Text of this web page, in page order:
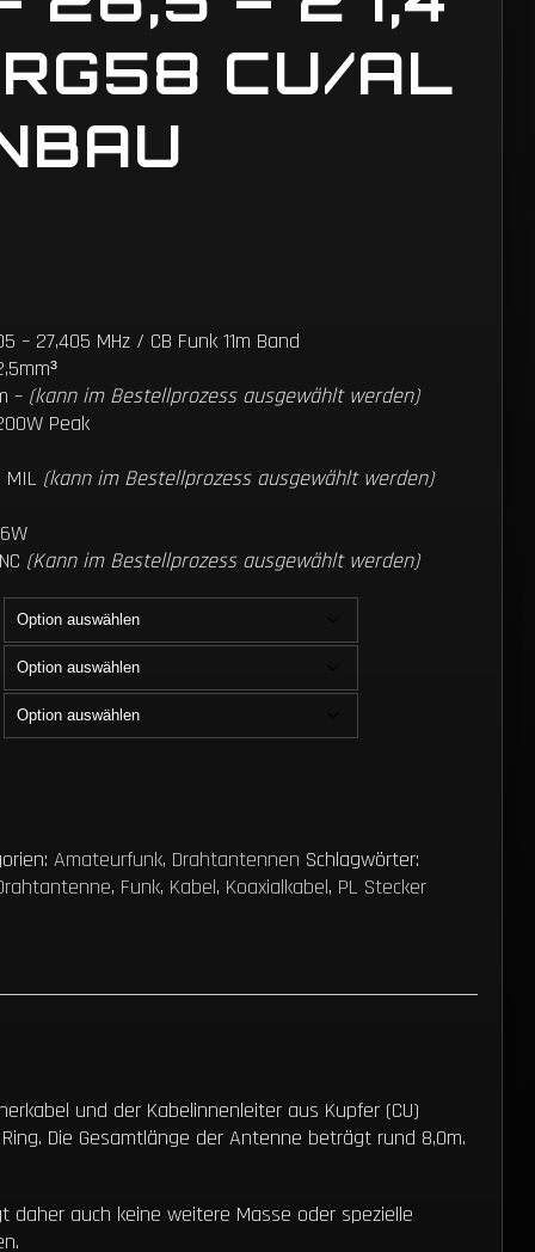
CU/AL
– 27,405 MHz / CB Funk 11m Band
– (kann im Bestellprozess ausgewählt werden)
Peak
MIL (kann im Bestellprozess ausgewählt werden)
(Kann im Bestellprozess ausgewählt werden)
Amateurfunk, Drahtantennen Schlagwörter:
, Funk, Kabel, Koaxialkabel, PL Stecker
und der Kabelinnenleiter aus Kupfer (CU)
Die Gesamtlänge der Antenne beträgt rund 8,0m.
auch keine weitere Masse oder spezielle